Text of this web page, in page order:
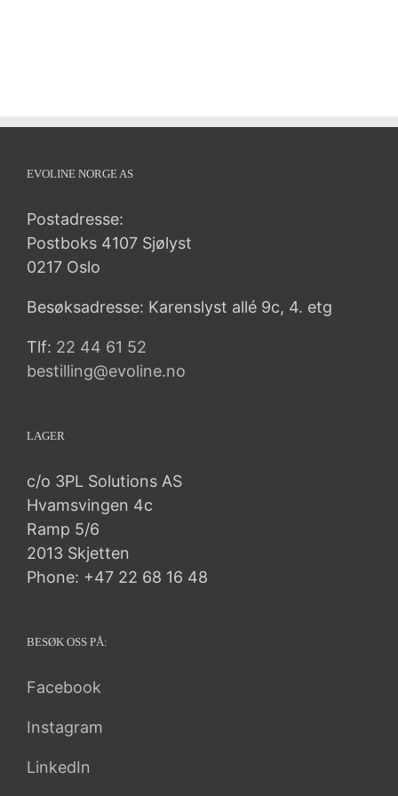
EVOLINE NORGE AS
Postadresse:
Postboks 4107 Sjølyst
0217 Oslo
Besøksadresse: Karenslyst allé 9c, 4. etg
Tlf: 22 44 61 52
bestilling@evoline.no
LAGER
c/o 3PL Solutions AS
Hvamsvingen 4c
Ramp 5/6
2013 Skjetten
Phone: +47 22 68 16 48
BESØK OSS PÅ:
Facebook
Instagram
LinkedIn